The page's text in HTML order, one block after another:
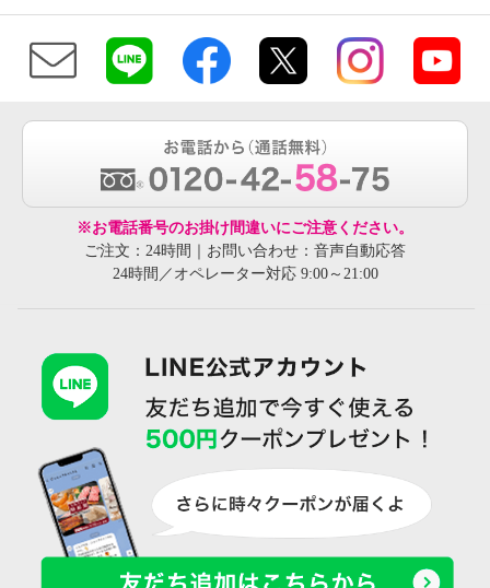
※お電話番号のお掛け間違いにご注意ください。
ご注文：24時間｜お問い合わせ：音声自動応答
24時間／オペレーター対応 9:00～21:00